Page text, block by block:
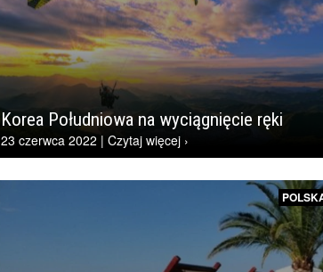
Korea Południowa na wyciągnięcie ręki
23 czerwca 2022 | Czytaj więcej ›